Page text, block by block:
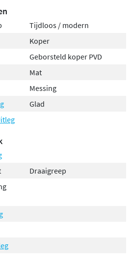
Tijdloos / modern
Koper
Geborsteld koper PVD
Mat
Messing
Glad
Draaigreep